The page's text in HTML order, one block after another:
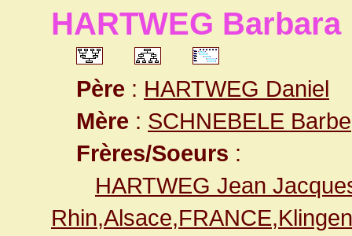
HARTWEG Barbara
Père : HARTWEG Daniel
Mère : SCHNEBELE Barbe
Frères/Soeurs :
HARTWEG Jean